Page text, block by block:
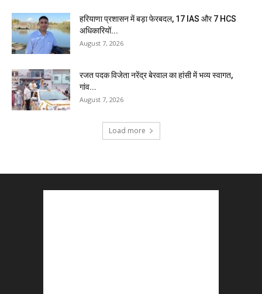
हरियाणा प्रशासन में बड़ा फेरबदल, 17 IAS और 7 HCS
अधिकारियों...
August 7, 2026
रजत पदक विजेता नरेंद्र बेरवाल का हांसी में भव्य स्वागत,
गांव...
August 7, 2026
Load more